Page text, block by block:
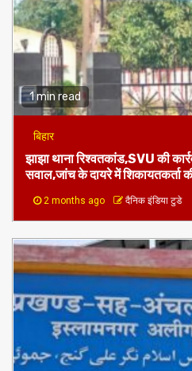
1 min read
बिहार
झाझा थाना रिश्वतकांड,SVU की
सवाल,जांच के दायरे में शिकायतकर्ता
2 months ago दैनिक इंडिया टुडे